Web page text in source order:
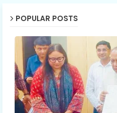
POPULAR POSTS